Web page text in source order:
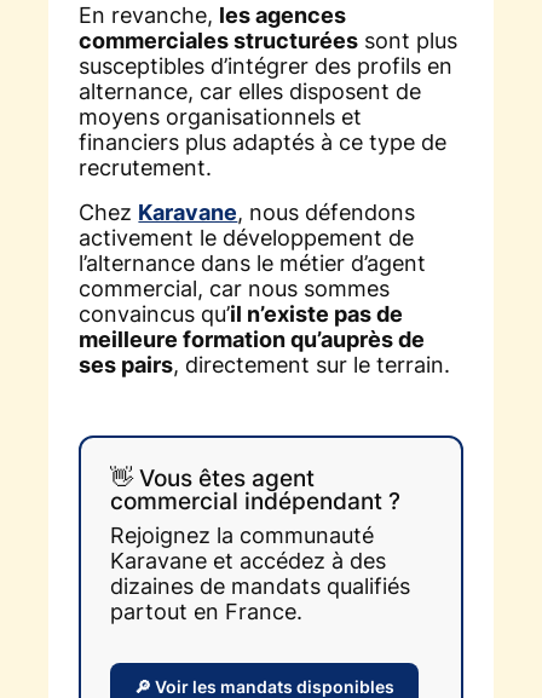
En revanche, les agences
commerciales structurées sont plus
susceptibles d’intégrer des profils en
alternance, car elles disposent de
moyens organisationnels et
financiers plus adaptés à ce type de
recrutement.
Chez Karavane, nous défendons
activement le développement de
l’alternance dans le métier d’agent
commercial, car nous sommes
convaincus qu’il n’existe pas de
meilleure formation qu’auprès de
ses pairs, directement sur le terrain.
👋 Vous êtes agent
commercial indépendant ?
Rejoignez la communauté
Karavane et accédez à des
dizaines de mandats qualifiés
partout en France.
🔎 Voir les mandats disponibles